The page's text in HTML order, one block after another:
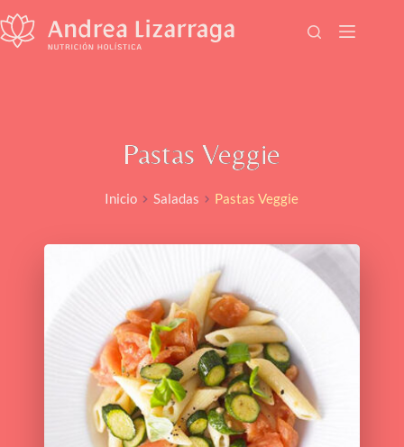
al
contenido
Pastas Veggie
Inicio Saladas Pastas Veggie